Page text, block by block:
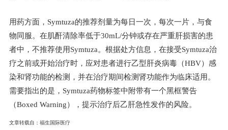
用药方面，Symtuza的推荐剂量为每日一次，每次一片，与食
物同服。在肌酐清除率低于30mL/分钟或存在严重肝损害的患
者中，不推荐使用Symtuza。根据处方信息，在接受Symtuza治
疗之前或开始治疗时，应对患者进行乙型肝炎病毒（HBV）感
染和肾功能的检测，并在治疗期间检测肾功能作为临床适用。
需要指出的是，Symtuza药物标签中附带有一个黑框警告
（Boxed Warning），提示治疗后乙肝急性发作的风险。
文章转载自： 福生国际医疗